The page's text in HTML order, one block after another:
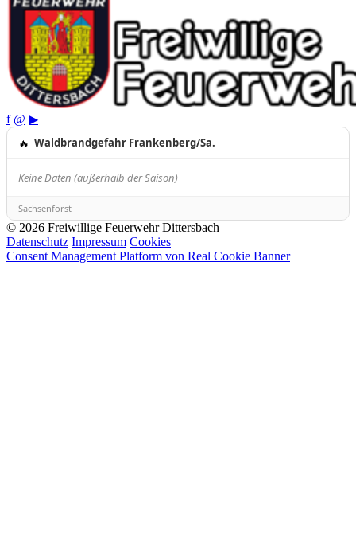
f @ ▶
🔥 Waldbrandgefahr Frankenberg/Sa.
Keine Daten (außerhalb der Saison)
Sachsenforst
© 2026 Freiwillige Feuerwehr Dittersbach —
Datenschutz Impressum Cookies
Consent Management Platform von Real Cookie Banner